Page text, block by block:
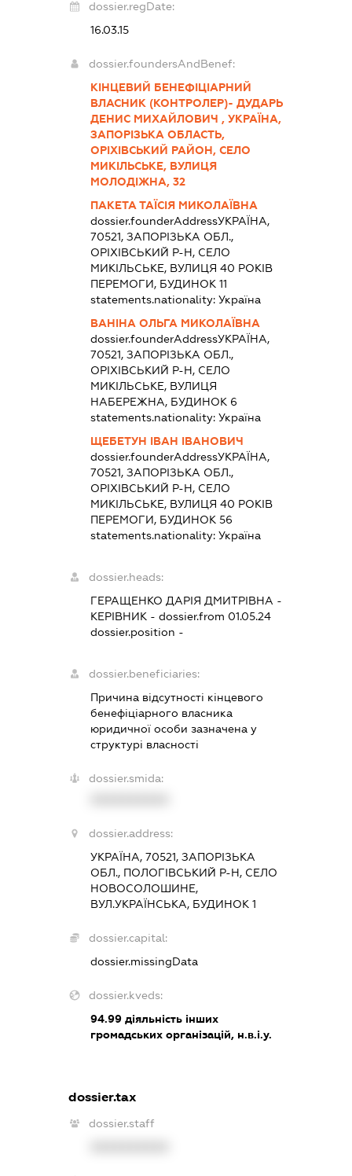
dossier.regDate:
16.03.15
dossier.foundersAndBenef:
КІНЦЕВИЙ БЕНЕФІЦІАРНИЙ
ВЛАСНИК (КОНТРОЛЕР)- ДУДАРЬ
ДЕНИС МИХАЙЛОВИЧ , УКРАЇНА,
ЗАПОРІЗЬКА ОБЛАСТЬ,
ОРІХІВСЬКИЙ РАЙОН, СЕЛО
МИКІЛЬСЬКЕ, ВУЛИЦЯ
МОЛОДІЖНА, 32
ПАКЕТА ТАЇСІЯ МИКОЛАЇВНА
dossier.founderAddressУКРАЇНА,
70521, ЗАПОРІЗЬКА ОБЛ.,
ОРІХІВСЬКИЙ Р-Н, СЕЛО
МИКІЛЬСЬКЕ, ВУЛИЦЯ 40 РОКІВ
ПЕРЕМОГИ, БУДИНОК 11
statements.nationality: Україна
ВАНІНА ОЛЬГА МИКОЛАЇВНА
dossier.founderAddressУКРАЇНА,
70521, ЗАПОРІЗЬКА ОБЛ.,
ОРІХІВСЬКИЙ Р-Н, СЕЛО
МИКІЛЬСЬКЕ, ВУЛИЦЯ
НАБЕРЕЖНА, БУДИНОК 6
statements.nationality: Україна
ЩЕБЕТУН ІВАН ІВАНОВИЧ
dossier.founderAddressУКРАЇНА,
70521, ЗАПОРІЗЬКА ОБЛ.,
ОРІХІВСЬКИЙ Р-Н, СЕЛО
МИКІЛЬСЬКЕ, ВУЛИЦЯ 40 РОКІВ
ПЕРЕМОГИ, БУДИНОК 56
statements.nationality: Україна
dossier.heads:
ГЕРАЩЕНКО ДАРІЯ ДМИТРІВНА -
КЕРІВНИК - dossier.from 01.05.24
dossier.position -
dossier.beneficiaries:
Причина відсутності кінцевого
бенефіціарного власника
юридичної особи зазначена у
структурі власності
dossier.smida:
dossier.address:
УКРАЇНА, 70521, ЗАПОРІЗЬКА
ОБЛ., ПОЛОГІВСЬКИЙ Р-Н, СЕЛО
НОВОСОЛОШИНЕ,
ВУЛ.УКРАЇНСЬКА, БУДИНОК 1
dossier.capital:
dossier.missingData
dossier.kveds:
94.99діяльність інших
громадських організацій, н.в.і.у.
dossier.tax
dossier.staff